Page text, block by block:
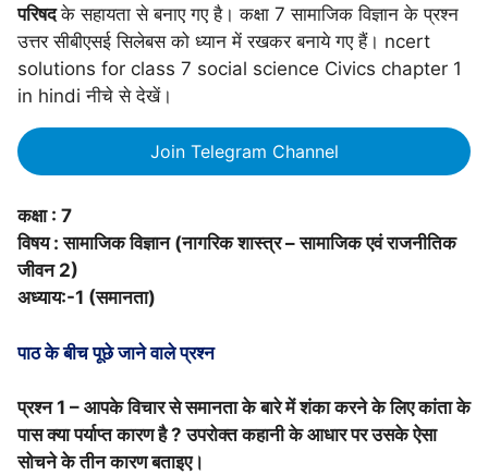
परिषदके सहायता से बनाए गए है। कक्षा 7 सामाजिक विज्ञान के प्रश्न
उत्तर सीबीएसई सिलेबस को ध्यान में रखकर बनाये गए हैं। ncert
solutions for class 7 social science Civics chapter 1
in hindi नीचे से देखें।
Join Telegram Channel
कक्षा : 7
विषय : सामाजिक विज्ञान (नागरिक शास्त्र – सामाजिक एवं राजनीतिक
जीवन 2)
अध्याय:-1 (समानता)
पाठ के बीच पूछे जाने वाले प्रश्न
प्रश्न 1 – आपके विचार से समानता के बारे में शंका करने के लिए कांता के
पास क्या पर्याप्त कारण है ? उपरोक्त कहानी के आधार पर उसके ऐसा
सोचने के तीन कारण बताइए।